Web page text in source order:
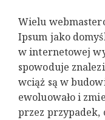
Wielu
Ipsum jako
w internetowej
spowoduje
wciąż są w
ewoluowało i
przez przypadek,